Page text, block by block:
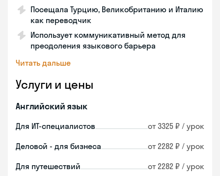
Посещала Турцию, Великобританию и Италию
как переводчик
Использует коммуникативный метод для
преодоления языкового барьера
Читать дальше
Услуги и цены
Английский язык
Для ИТ-специалистов от 3325 ₽ / урок
Деловой - для бизнеса от 2282 ₽ / урок
Для путешествий от 2282 ₽ / урок